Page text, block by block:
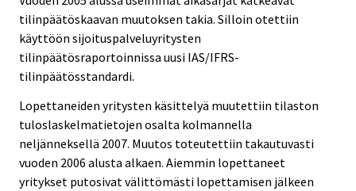
tilinpäätöskaavan muutoksen takia. Silloin otettiin
käyttöön sijoituspalveluyritysten
tilinpäätösraportoinnissa uusi IAS/IFRS-
tilinpäätösstandardi.
Lopettaneiden yritysten käsittelyä muutettiin tilaston
tuloslaskelmatietojen osalta kolmannella
neljänneksellä 2007. Muutos toteutettiin takautuvasti
vuoden 2006 alusta alkaen. Aiemmin lopettaneet
yritykset putosivat välittömästi lopettamisen jälkeen